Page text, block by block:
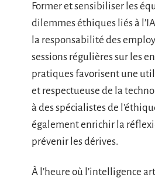
Former et sensibiliser les
dilemmes éthiques liés à
la responsabilité des
sessions régulières sur les
pratiques favorisent une
et respectueuse de la
à des spécialistes de
également enrichir la
prévenir les dérives.
À l’heure où l’intelligence